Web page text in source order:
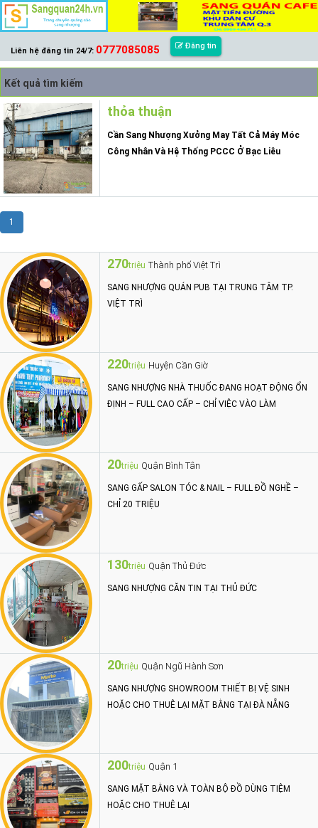
Liên hệ đăng tin 24/7: 0777085085 Đăng tin
Kết quả tìm kiếm
thỏa thuận
Cần Sang Nhượng Xưởng May Tất Cả Máy Móc
Công Nhân Và Hệ Thống PCCC Ở Bạc Liêu
1
270triệu Thành phố Việt Trì
SANG NHƯỢNG QUÁN PUB TẠI TRUNG TÂM TP.
VIỆT TRÌ
220triệu Huyện Cần Giờ
SANG NHƯỢNG NHÀ THUỐC ĐANG HOẠT ĐỘNG ỔN
ĐỊNH – FULL CAO CẤP – CHỈ VIỆC VÀO LÀM
20triệu Quận Bình Tân
SANG GẤP SALON TÓC & NAIL – FULL ĐỒ NGHỀ –
CHỈ 20 TRIỆU
130triệu Quận Thủ Đức
SANG NHƯỢNG CĂN TIN TẠI THỦ ĐỨC
20triệu Quận Ngũ Hành Sơn
SANG NHƯỢNG SHOWROOM THIẾT BỊ VỆ SINH
HOẶC CHO THUÊ LẠI MẶT BẰNG TẠI ĐÀ NẴNG
200triệu Quận 1
SANG MẶT BẰNG VÀ TOÀN BỘ ĐỒ DÙNG TIỆM
HOẶC CHO THUÊ LẠI